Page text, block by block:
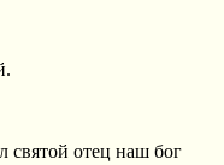
святой отец наш бог